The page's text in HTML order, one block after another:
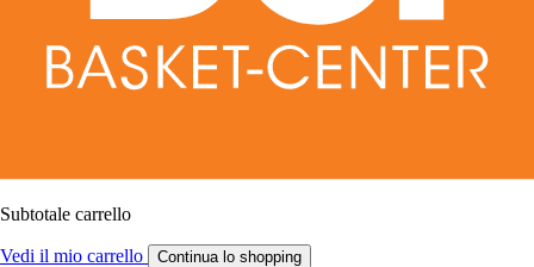
Subtotale carrello
Vedi il mio carrello Continua lo shopping